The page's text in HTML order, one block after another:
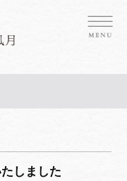
しました